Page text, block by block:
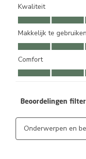
Kwaliteit
Kwaliteit, 5.0 van 5
Makkelijk te gebruiken
Makkelijk te
Comfort
Comfort, 5.0 van 5
Beoordelingen
Onderwerpen en